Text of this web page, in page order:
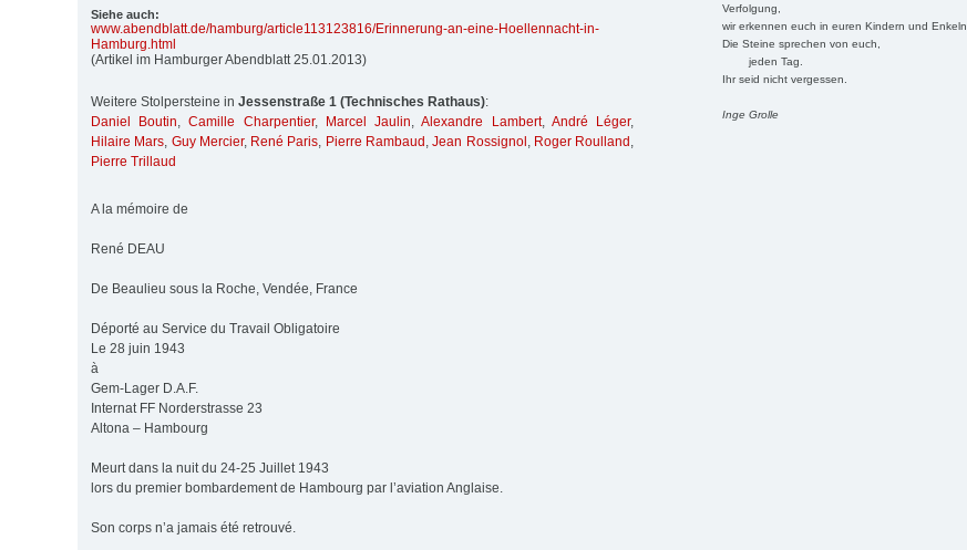
Verfolgung,
wir erkennen euch in euren Kindern und Enkeln.
Die Steine sprechen von euch,
jeden Tag.
Ihr seid nicht vergessen.
Inge Grolle
Siehe auch:
www.abendblatt.de/hamburg/article113123816/Erinnerung-an-eine-Hoellennacht-in-
Hamburg.html
(Artikel im Hamburger Abendblatt 25.01.2013)
Weitere Stolpersteine in Jessenstraße 1 (Technisches Rathaus):
Daniel Boutin,Camille Charpentier, Marcel Jaulin,Alexandre Lambert, André Léger,
Hilaire Mars, Guy Mercier, René Paris, Pierre Rambaud ,Jean Rossignol , Roger Roulland ,
Pierre Trillaud
A la mémoire de
René DEAU
De Beaulieu sous la Roche, Vendée, France
Déporté au Service du Travail Obligatoire
Le 28 juin 1943
à
Gem-Lager D.A.F.
Internat FF Norderstrasse 23
Altona – Hambourg
Meurt dans la nuit du 24-25 Juillet 1943
lors du premier bombardement de Hambourg par l’aviation Anglaise.
Son corps n’a jamais été retrouvé.